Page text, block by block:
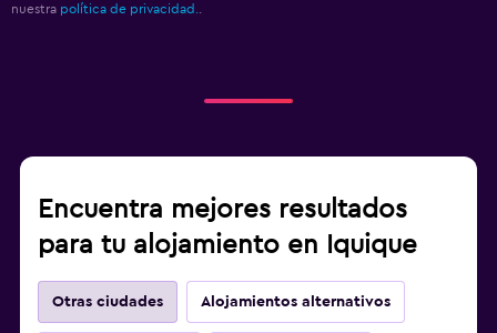
nuestra política de privacidad.
Encuentra mejores resultados
para tu alojamiento en Iquique
Otras ciudades Alojamientos alternativos